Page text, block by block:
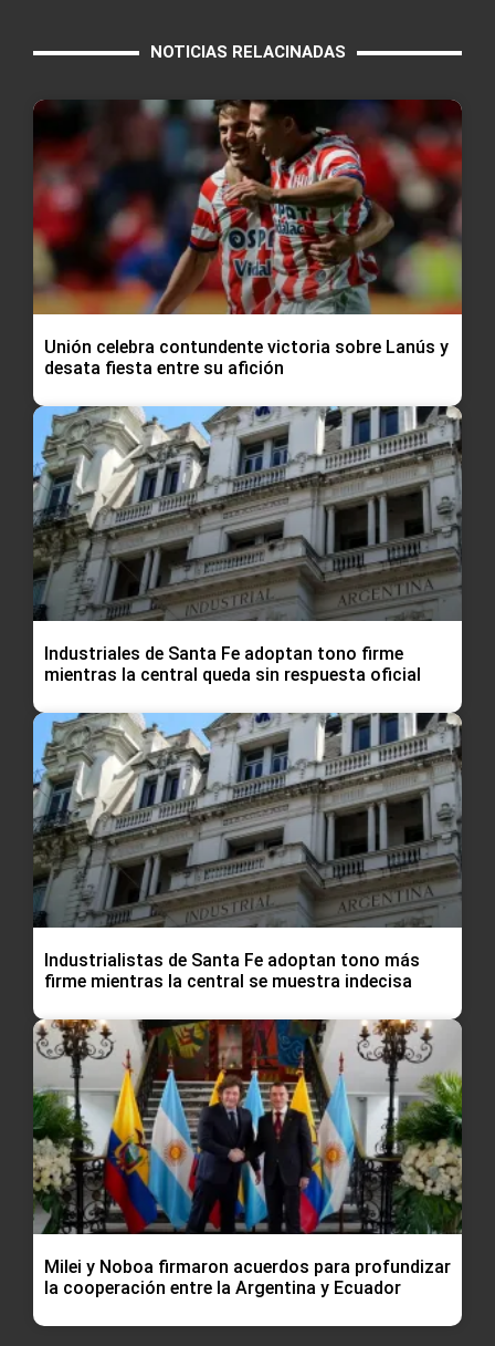
NOTICIAS RELACINADAS
Unión celebra contundente victoria sobre Lanús y
desata fiesta entre su afición
Industriales de Santa Fe adoptan tono firme
mientras la central queda sin respuesta oficial
Industrialistas de Santa Fe adoptan tono más
firme mientras la central se muestra indecisa
Milei y Noboa firmaron acuerdos para profundizar
la cooperación entre la Argentina y Ecuador